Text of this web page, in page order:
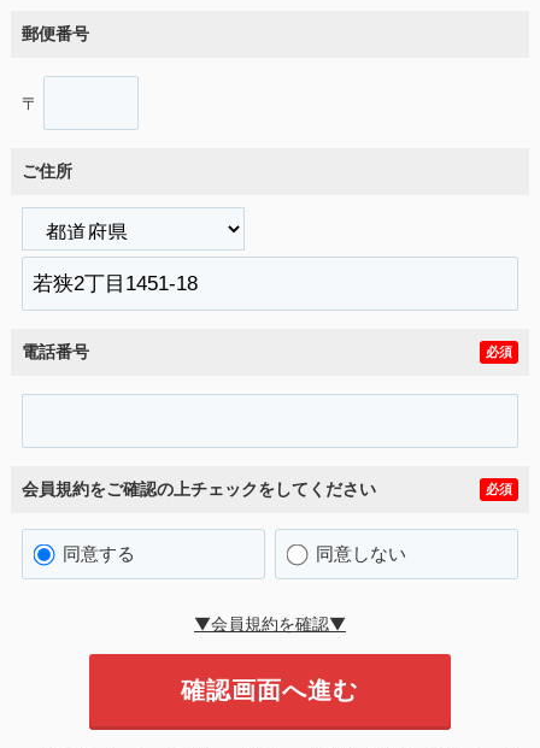
郵便番号
〒
ご住所
電話番号 必須
会員規約をご確認の上チェックをしてください 必須
同意する 同意しない
▼会員規約を確認▼